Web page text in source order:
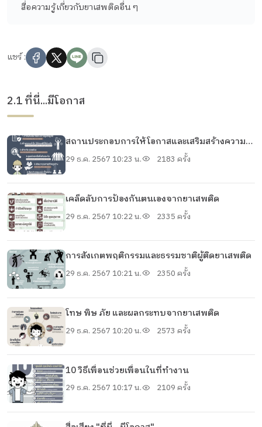
สื่อความรู้เกี่ยวกับยาเสพติดอื่น ๆ
แชร์ :
2.1 ที่นี่...มีโอกาส
สถานประกอบการให้โอกาสและเสริมสร้างความ
ปลอดภัยจากยาเสพติดได้อย่างไร
29 ธ.ค. 2567 10:23 น. 2183 ครั้ง
เคล็ดลับการป้องกันตนเองจากยาเสพติด
29 ธ.ค. 2567 10:22 น. 2335 ครั้ง
การสังเกตพฤติกรรมและธรรมชาติผู้ติดยาเสพติด
29 ธ.ค. 2567 10:21 น. 2350 ครั้ง
โทษ พิษ ภัย และผลกระทบจากยาเสพติด
29 ธ.ค. 2567 10:20 น. 2573 ครั้ง
10 วิธีเพื่อนช่วยเพื่อนในที่ทำงาน
29 ธ.ค. 2567 10:17 น. 2109 ครั้ง